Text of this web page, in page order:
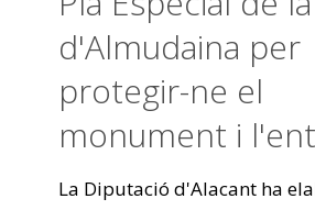
d'Almudaina per
protegir-ne el
monument i
La Diputació d'Alacant ha